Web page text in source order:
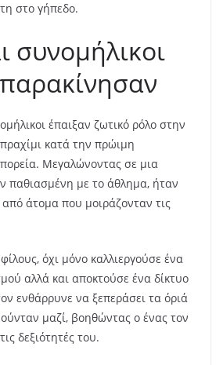
στο γήπεδο.
συνομήλικοι
έπαιξαν ζωτικό ρόλο στην
κατά την πρώιμη
Μεγαλώνοντας σε μια
παθιασμένη με το άθλημα, ήταν
από άτομα που μοιράζονταν τις
όχι μόνο καλλιεργούσε ένα
αλλά και αποκτούσε ένα δίκτυο
ενθάρρυνε να ξεπεράσει τα όριά
μαζί, βοηθώντας ο ένας τον
δεξιότητές του.